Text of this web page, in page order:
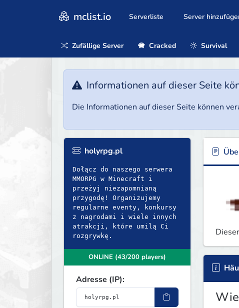
mclist.io Serverliste Server
Zufällige Server Cracked Survival
Informationen auf dieser Seite
Die Informationen auf dieser Seite können
holyrpg.pl
Dołącz do naszego serwera
MMORPG w Minecraft i
przeżyj niezapomnianą
przygodę! Organizujemy
regularne eventy, konkursy
z nagrodami i wiele innych
atrakcji, które umilą Ci
rozgrywkę.
ONLINE (43/200 players)
Adresse (IP):